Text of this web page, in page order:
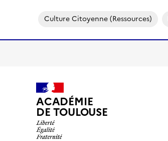
Culture Citoyenne (ressources)
ACADÉMIE
DE TOULOUSE